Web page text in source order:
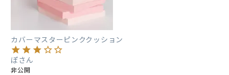
カバーマスターピンククッション
ぽ
非公開